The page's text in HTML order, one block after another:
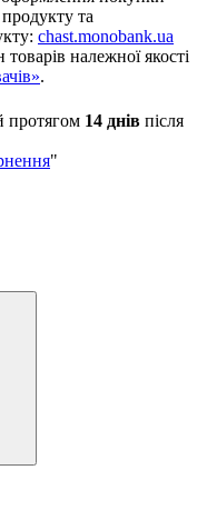
та
chast.monobank.ua
належної якості
.
протягом 14 днів після
"